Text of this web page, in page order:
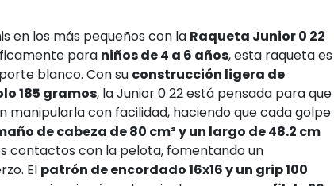
en los más pequeños con la Raqueta Junior 0 22
para niños de 4 a 6 años, esta raqueta es
blanco. Con su construcción ligera de
185 gramos, la Junior 0 22 está pensada para que
manipularla con facilidad, haciendo que cada golpe
de cabeza de 80 cm² y un largo de 48.2 cm
contactos con la pelota, fomentando un
El patrón de encordado 16x16 y un grip 100